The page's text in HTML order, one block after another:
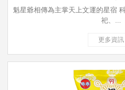
魁星爺相傳為主掌天上文運的星宿
祀、...
更多資訊